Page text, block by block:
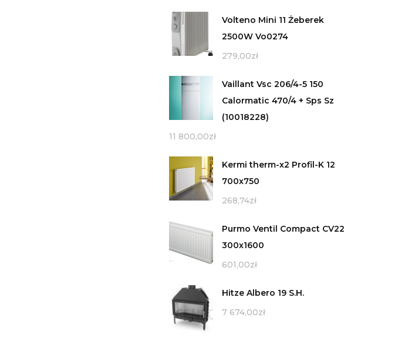
Volteno Mini 11 Żeberek
2500W Vo0274
279,00zł
Vaillant Vsc 206/4-5 150
Calormatic 470/4 + Sps Sz
(10018228)
11 800,00zł
Kermi therm-x2 Profil-K 12
700x750
268,74zł
Purmo Ventil Compact CV22
300x1600
601,00zł
Hitze Albero 19 S.H.
7 674,00zł